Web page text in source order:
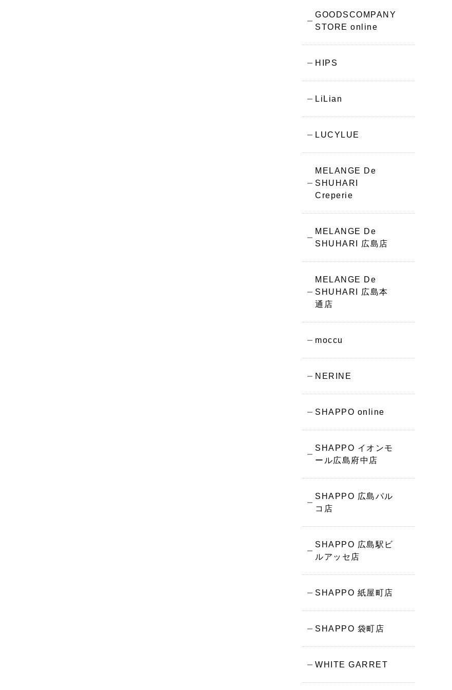
GOODSCOMPANY
STORE online
HIPS
LiLian
LUCYLUE
MELANGE De
SHUHARI
Creperie
MELANGE De
SHUHARI 広島店
MELANGE De
SHUHARI 広島本
通店
moccu
NERINE
SHAPPO online
SHAPPO イオンモ
ール広島府中店
SHAPPO 広島パル
コ店
SHAPPO 広島駅ビ
ルアッセ店
SHAPPO 紙屋町店
SHAPPO 袋町店
WHITE GARRET